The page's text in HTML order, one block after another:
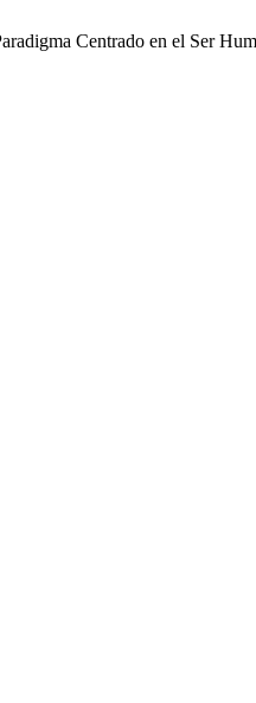
Centrado en el Ser